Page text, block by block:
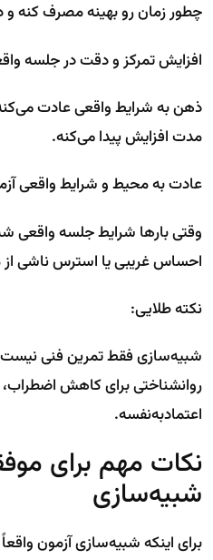
چطور زمان رو بهینه مصرف کنه
افزایش تمرکز و دقت در جلسه
ذهن به شرایط واقعی عادت
مدت افزایش پیدا می‌کنه.
عادت به محیط و شرایط واقعی
وقتی بارها شرایط جلسه واقعی
احساس غریبی یا استرس ناشی از
نکته طلایی:
شبیه‌سازی فقط تمرین فنی
روانشناختی برای کاهش اضطراب،
اعتمادبه‌نفسه.
نکات مهم برای
شبیه‌سازی
برای اینکه شبیه‌سازی آزمون